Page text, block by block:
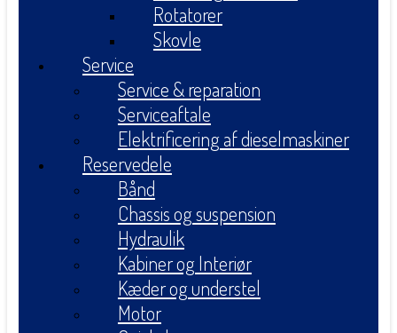
Rotatorer
Skovle
Service
Service & reparation
Serviceaftale
Elektrificering af dieselmaskiner
Reservedele
Bånd
Chassis og suspension
Hydraulik
Kabiner og Interiør
Kæder og understel
Motor